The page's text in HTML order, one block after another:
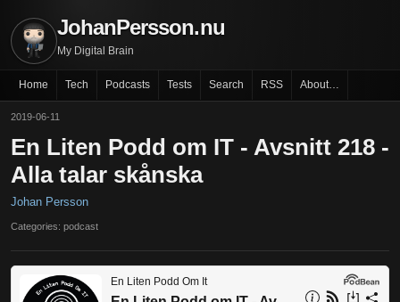
JohanPersson.nu
My Digital Brain
Home Tech Podcasts Tests Search RSS About…
2019-06-11
En Liten Podd om IT - Avsnitt 218 -
Alla talar skånska
Johan Persson
Categories: podcast